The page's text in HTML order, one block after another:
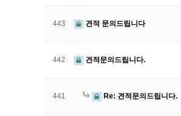
443 견적 문의드립니다
442 견적문의드립니다.
441 Re: 견적문의드립니다.